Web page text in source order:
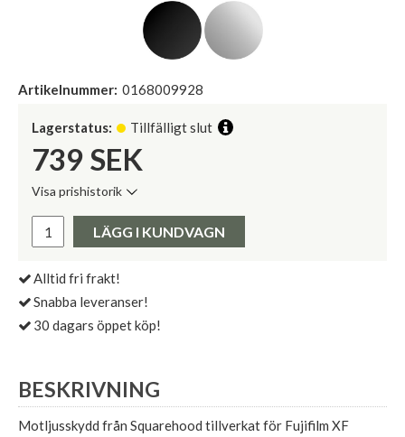
Artikelnummer: 0168009928
Lagerstatus: Tillfälligt slut
739 SEK
Visa prishistorik
Pris:
LÄGG I KUNDVAGN
Alltid fri frakt!
Snabba leveranser!
30 dagars öppet köp!
BESKRIVNING
Motljusskydd från Squarehood tillverkat för Fujifilm XF